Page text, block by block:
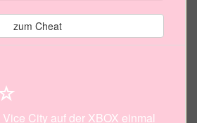
zum Cheat
City auf der XBOX einmal